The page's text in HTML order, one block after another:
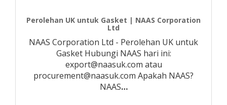
Perolehan UK untuk Gasket | NAAS Corporation
Ltd
NAAS Corporation Ltd - Perolehan UK untuk
Gasket Hubungi NAAS hari ini:
export@naasuk.com atau
procurement@naasuk.com Apakah NAAS?
NAAS…